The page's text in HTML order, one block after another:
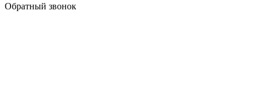
Обратный звонок